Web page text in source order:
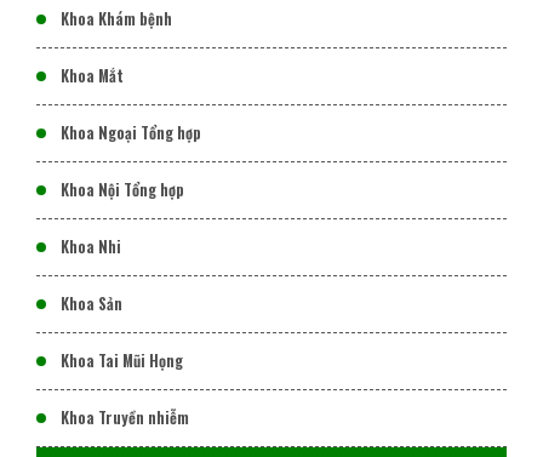
Khoa Khám bệnh
Khoa Mắt
Khoa Ngoại Tổng hợp
Khoa Nội Tổng hợp
Khoa Nhi
Khoa Sản
Khoa Tai Mũi Họng
Khoa Truyền nhiễm